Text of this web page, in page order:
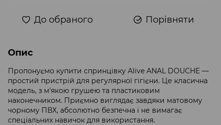
До обраного Порівняти
Опис
Пропонуємо купити спринцівку Alive ANAL DOUCHE —
простий пристрій для регулярної гігієни. Це класична
модель, з м'якою грушею та пластиковим
наконечником. Приємно виглядає завдяки матовому
чорному ПВХ, абсолютно безпечна і не вимагає
спеціальних навичок для використання.